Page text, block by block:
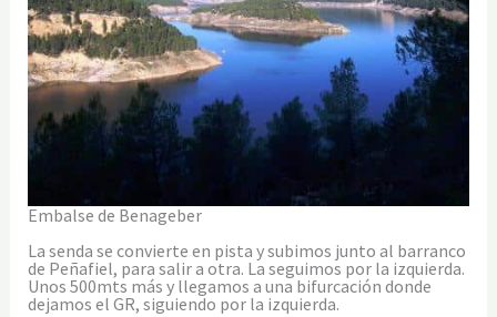
Embalse de Benageber
La senda se convierte en pista y subimos junto al barranco
de Peñafiel, para salir a otra. La seguimos por la izquierda.
Unos 500mts más y llegamos a una bifurcación donde
dejamos el GR, siguiendo por la izquierda.